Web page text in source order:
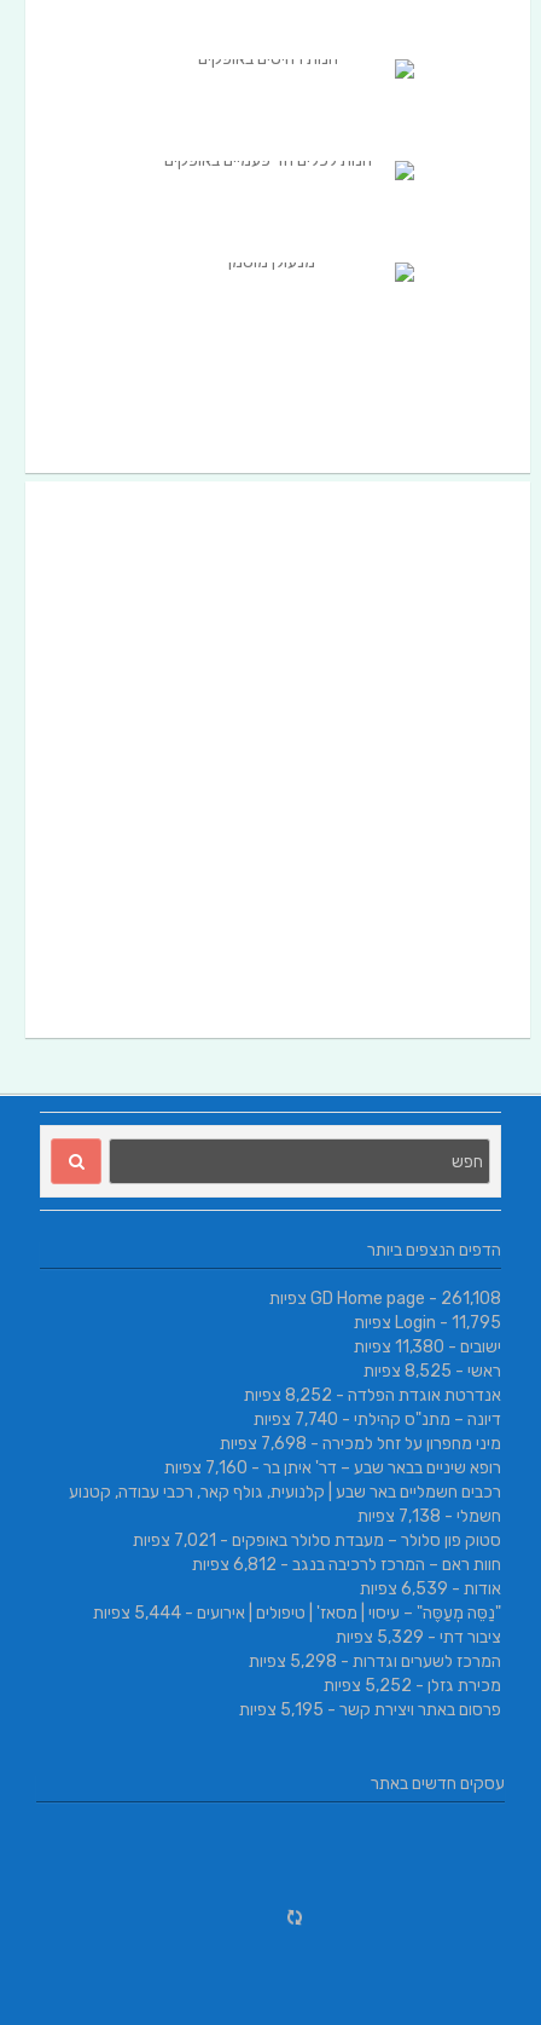
הדפים הנצפים ביותר
GD Home page - 261,108 צפיות
Login - 11,795 צפיות
ישובים - 11,380 צפיות
ראשי - 8,525 צפיות
אנדרטת אוגדת הפלדה - 8,252 צפיות
דיונה – מתנ"ס קהילתי - 7,740 צפיות
מיני מחפרון על זחל למכירה - 7,698 צפיות
רופא שיניים בבאר שבע – דר' איתן בר - 7,160 צפיות
רכבים חשמליים באר שבע | קלנועית, גולף קאר, רכבי עבודה, קטנוע
חשמלי - 7,138 צפיות
סטוק פון סלולר – מעבדת סלולר באופקים - 7,021 צפיות
חוות ראם – המרכז לרכיבה בנגב - 6,812 צפיות
אודות - 6,539 צפיות
"נַסֵּה מְעַסֶּה" – עיסוי | מסאז' | טיפולים | אירועים - 5,444 צפיות
ציבור דתי - 5,329 צפיות
המרכז לשערים וגדרות - 5,298 צפיות
מכירת גזלן - 5,252 צפיות
פרסום באתר ויצירת קשר - 5,195 צפיות
עסקים חדשים באתר